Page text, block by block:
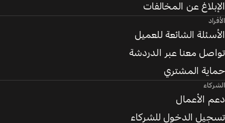
الإبلاغ عن المخالفات
الأفراد
الأسئلة الشائعة للعميل
تواصل معنا عبر الدردشة
حماية المشتري
الشركاء
دعم الأعمال
تسجيل الدخول للشركاء